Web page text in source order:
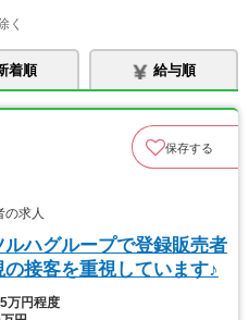
く
着順 給与順
保存する
求人
ハグループで登録販売者
接客を重視しています♪
万円程度